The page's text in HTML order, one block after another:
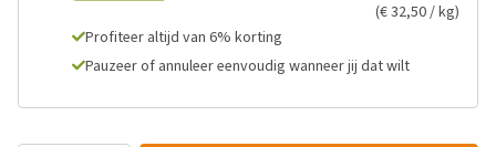
(€ 32,50 / kg)
Profiteer altijd van 6% korting
Pauzeer of annuleer eenvoudig wanneer jij dat wilt